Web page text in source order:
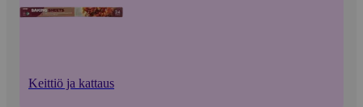
Keittiö ja kattaus